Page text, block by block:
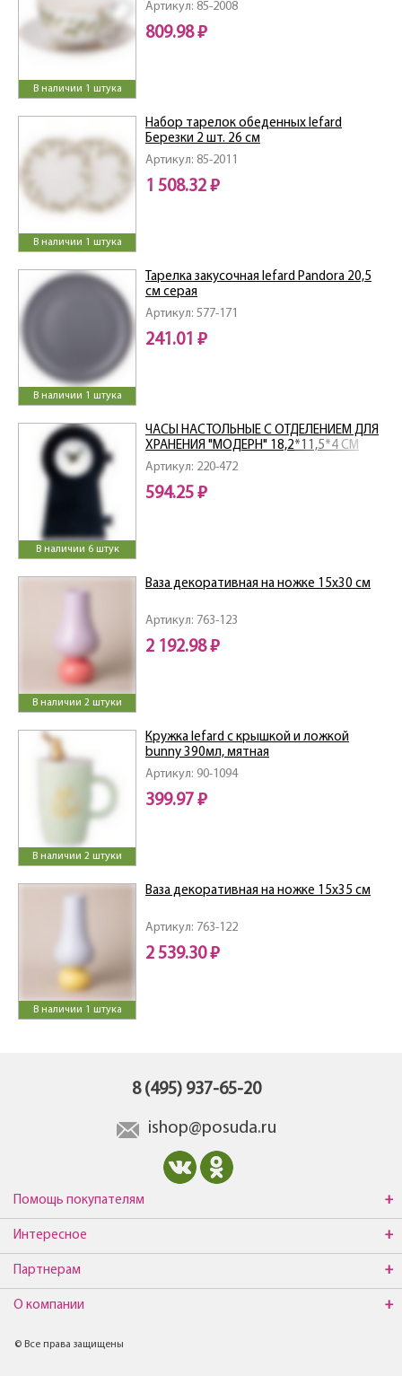
В наличии 1 штука
Артикул: 85-2008
809.98 ₽
В наличии 1 штука
Артикул: 85-2011
Набор тарелок обеденных lefard
Березки 2 шт. 26 см
1 508.32 ₽
В наличии 1 штука
Артикул: 577-171
Тарелка закусочная lefard Pandora 20,5
см серая
241.01 ₽
В наличии 6 штук
Артикул: 220-472
ЧАСЫ НАСТОЛЬНЫЕ С ОТДЕЛЕНИЕМ ДЛЯ
ХРАНЕНИЯ "МОДЕРН" 18,2*11,5*4 СМ
594.25 ₽
В наличии 2 штуки
Артикул: 763-123
Ваза декоративная на ножке 15х30 см
2 192.98 ₽
В наличии 2 штуки
Артикул: 90-1094
Кружка lefard с крышкой и ложкой
bunny 390мл, мятная
399.97 ₽
В наличии 1 штука
Артикул: 763-122
Ваза декоративная на ножке 15х35 см
2 539.30 ₽
8 (495) 937-65-20
ishop@posuda.ru
Помощь покупателям
Интересное
Партнерам
О компании
© Все права защищены